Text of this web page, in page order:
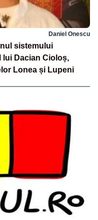
Daniel Onescu
sistemului
lui Dacian Cioloș,
Lonea și Lupeni